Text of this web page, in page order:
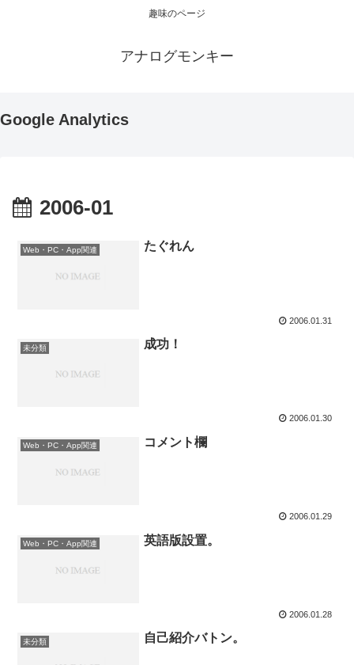
趣味のページ
アナログモンキー
Google Analytics
2006-01
Web・PC・App関連 たぐれん
2006.01.31
未分類 成功！
2006.01.30
Web・PC・App関連 コメント欄
2006.01.29
Web・PC・App関連 英語版設置。
2006.01.28
未分類 自己紹介バトン。